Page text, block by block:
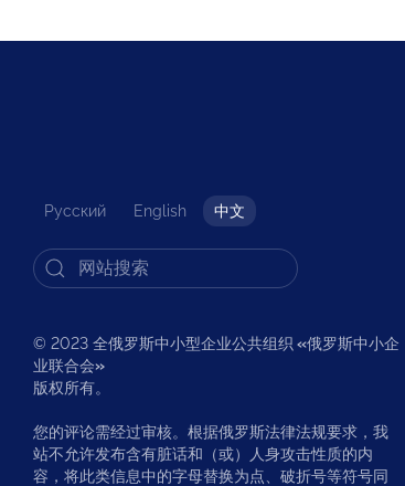
Русский English 中文
© 2023 全俄罗斯中小型企业公共组织 «俄罗斯中小企
业联合会»
版权所有。
您的评论需经过审核。根据俄罗斯法律法规要求，我
站不允许发布含有脏话和（或）人身攻击性质的内
容，将此类信息中的字母替换为点、破折号等符号同